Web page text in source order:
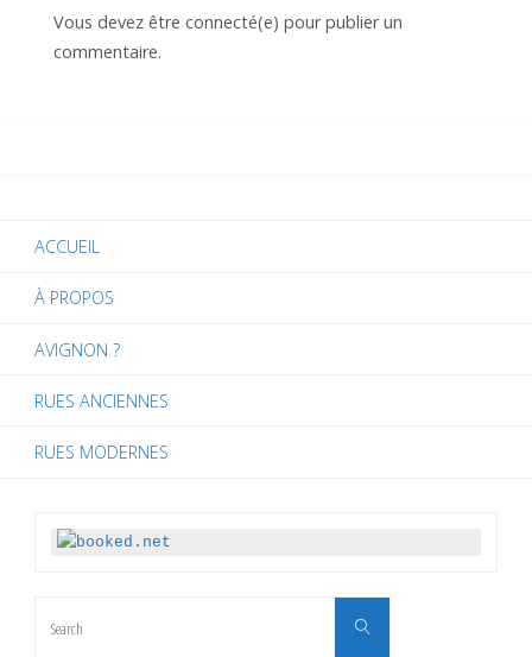
Vous devez être connecté(e) pour publier un
commentaire.
ACCUEIL
À PROPOS
AVIGNON ?
RUES ANCIENNES
RUES MODERNES
Search